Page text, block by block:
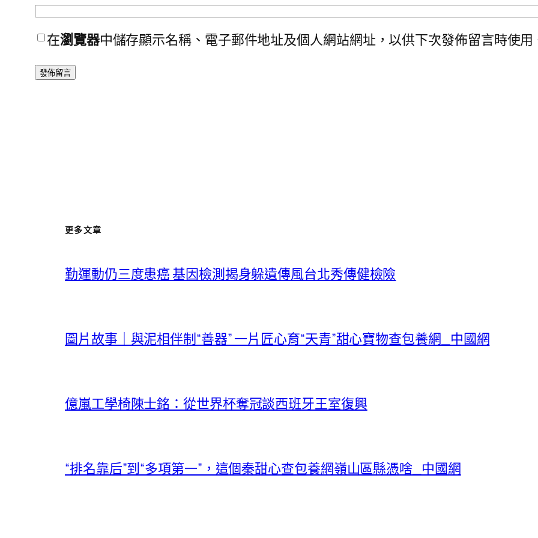
在瀏覽器中儲存顯示名稱、電子郵件地址及個人網站網址，以供下次發佈留言時使用
更多文章
勤運動仍三度患癌 基因檢測揭身躲遺傳風台北秀傳健檢險
圖片故事｜與泥相伴制“善器” 一片匠心育“天青”甜心寶物查包養網_中國網
億嵐工學椅陳士銘：從世界杯奪冠談西班牙王室復興
“排名靠后”到“多項第一”，這個秦甜心查包養網嶺山區縣憑啥_中國網